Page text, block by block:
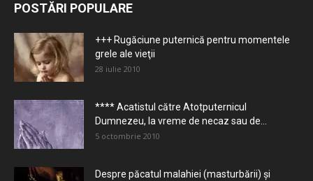
POSTĂRI POPULARE
+++ Rugăciune puternică pentru momentele
grele ale vieţii
28 iulie 2010
**** Acatistul către Atotputernicul
Dumnezeu, la vreme de necaz sau de...
5 octombrie 2010
Despre păcatul malahiei (masturbării) şi